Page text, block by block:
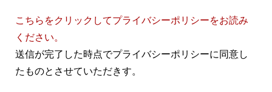
こちらをクリックしてプライバシーポリシーをお読み
ください。
送信が完了した時点でプライバシーポリシーに同意し
たものとさせていただきす。